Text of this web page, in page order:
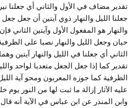
تقدير مضاف في الأول والثاني أي جعلنا
جعلنا الليل والنهار ذوي آيتين أن جعل
والنهار هو المفعول الأول وآيتين
حيان وجعل الليل والنهار نصبا على
الثاني أي جعلنا في الليل والنهار آيتين
تقدير كما إذا جعل الجعل متعديا لواحد
الظرفية كما جوزه المعربون ومحو آية
عليه الآثار إزالة ما ثبت لها من النور
وابن المنذر عن ابن عباس في الآية أنه